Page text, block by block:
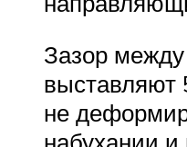
Зазор между
не